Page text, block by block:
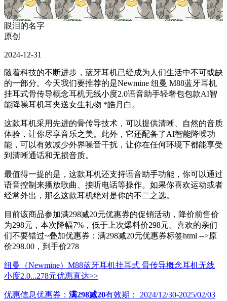
眼泪的名字
原创
2024-12-31
随着科技的不断进步，蓝牙耳机已经成为人们生活中不可或缺
的一部分。今天我们要推荐的是Newmine 纽曼 M88蓝牙耳机
挂耳式骨传导概念耳机无线小度2.0语音助手轻奢包包款AI智
能降噪耳机耳夹送女生礼物 *皓月白。
这款耳机采用先进的骨传导技术，可以提供清晰、自然的音质
体验，让你尽享音乐之美。此外，它还配备了AI智能降噪功
能，可以有效减少外界噪音干扰，让你在任何环境下都能享受
到清晰通话和无损音质。
最值得一提的是，这款耳机还支持语音助手功能，你可以通过
语音控制来播放歌曲、接听电话等操作。如果你喜欢运动或者
经常外出，那么这款耳机绝对是你的不二之选。
目前该商品参加满298减20元优惠券的促销活动，降价前售价
为298元，本次降幅7%，低于上次爆料价298元。喜欢的亲们
们不要错过~叠加优惠券：满298减20元优惠券标签html -->原
价298.00，到手价278
纽曼（Newmine）M88蓝牙耳机挂耳式 骨传导概念耳机无线
小度2.0...278元优惠直达>>
优惠信息优惠券： 满298减20有效期： 2024/12/30-2025/02/03